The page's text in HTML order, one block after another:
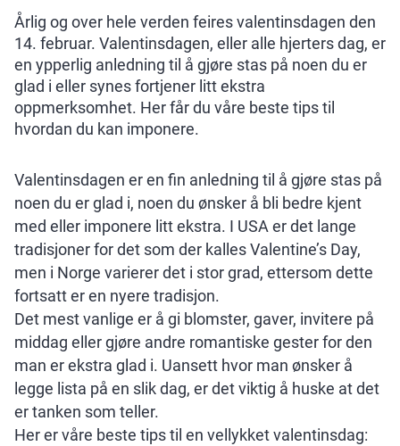
Årlig og over hele verden feires valentinsdagen den
14. februar. Valentinsdagen, eller alle hjerters dag, er
en ypperlig anledning til å gjøre stas på noen du er
glad i eller synes fortjener litt ekstra
oppmerksomhet. Her får du våre beste tips til
hvordan du kan imponere.
Valentinsdagen er en fin anledning til å gjøre stas på
noen du er glad i, noen du ønsker å bli bedre kjent
med eller imponere litt ekstra. I USA er det lange
tradisjoner for det som der kalles Valentine’s Day,
men i Norge varierer det i stor grad, ettersom dette
fortsatt er en nyere tradisjon.
Det mest vanlige er å gi blomster, gaver, invitere på
middag eller gjøre andre romantiske gester for den
man er ekstra glad i. Uansett hvor man ønsker å
legge lista på en slik dag, er det viktig å huske at det
er tanken som teller.
Her er våre beste tips til en vellykket valentinsdag: